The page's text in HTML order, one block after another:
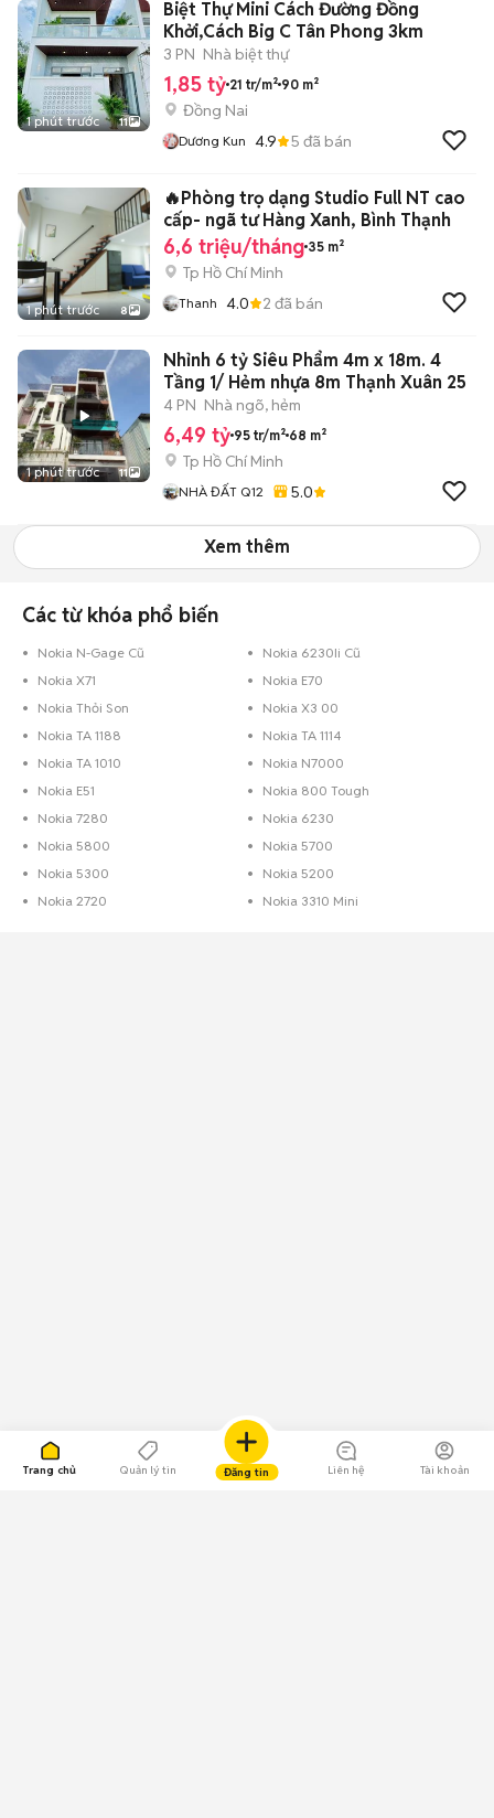
Trang chủ Quản lý tin Đăng tin Liên hệ Tài khoản
1 phút trước 11
Biệt Thự Mini Cách Đường Đồng
Khởi,Cách Big C Tân Phong 3km
3 PN Nhà biệt thự
1,85 tỷ 21 tr/m² 90 m²
Đồng Nai
Dương Kun 4.9 5 đã bán
1 phút trước 8
🔥Phòng trọ dạng Studio Full NT cao
cấp- ngã tư Hàng Xanh, Bình Thạnh
6,6 triệu/tháng 35 m²
Tp Hồ Chí Minh
Thanh 4.0 2 đã bán
1 phút trước 11
Nhỉnh 6 tỷ Siêu Phẩm 4m x 18m. 4
Tầng 1/ Hẻm nhựa 8m Thạnh Xuân 25
4 PN Nhà ngõ, hẻm
6,49 tỷ 95 tr/m² 68 m²
Tp Hồ Chí Minh
NHÀ ĐẤT Q12 5.0
Xem thêm
Các từ khóa phổ biến
Nokia N-Gage Cũ
Nokia 6230Ii Cũ
Nokia X71
Nokia E70
Nokia Thỏi Son
Nokia X3 00
Nokia TA 1188
Nokia TA 1114
Nokia TA 1010
Nokia N7000
Nokia E51
Nokia 800 Tough
Nokia 7280
Nokia 6230
Nokia 5800
Nokia 5700
Nokia 5300
Nokia 5200
Nokia 2720
Nokia 3310 Mini